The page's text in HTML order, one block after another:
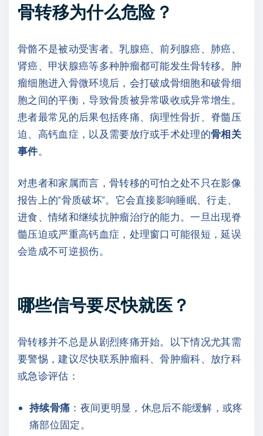
骨转移为什么危险？
骨骼不是被动受害者。乳腺癌、前列腺癌、肺癌、
肾癌、甲状腺癌等多种肿瘤都可能发生骨转移。肿
瘤细胞进入骨微环境后，会打破成骨细胞和破骨细
胞之间的平衡，导致骨质被异常吸收或异常增生。
患者最常见的后果包括疼痛、病理性骨折、脊髓压
迫、高钙血症，以及需要放疗或手术处理的骨相关
事件
对患者和家属而言，骨转移的可怕之处不只在影像
报告上的“骨质破坏”。它会直接影响睡眠、行走、
进食、情绪和继续抗肿瘤治疗的能力。一旦出现脊
髓压迫或严重高钙血症，处理窗口可能很短，延误
会造成不可逆损伤。
哪些信号要尽快就医？
骨转移并不总是从剧烈疼痛开始。以下情况尤其需
要警惕，建议尽快联系肿瘤科、骨肿瘤科、放疗科
或急诊评估：
持续骨痛 ：夜间更明显，休息后不能缓解，或疼
痛部位固定。